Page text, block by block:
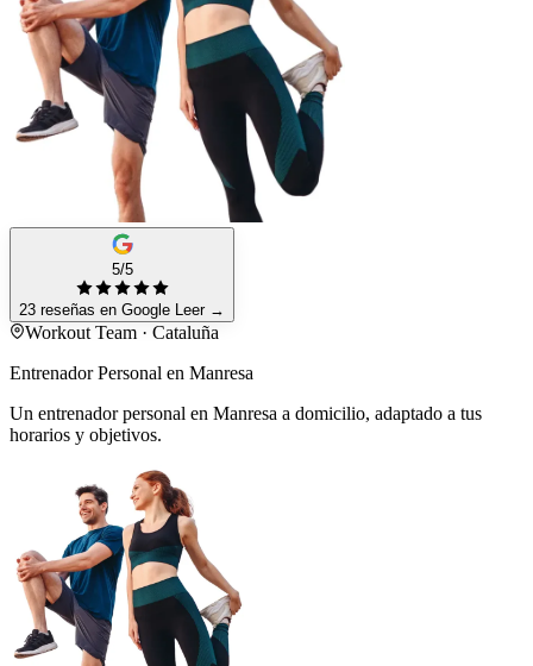
5/5
23 reseñas en Google Leer →
Workout Team · Cataluña
Entrenador Personal en Manresa
Un entrenador personal en Manresa a domicilio, adaptado a tus
horarios y objetivos.